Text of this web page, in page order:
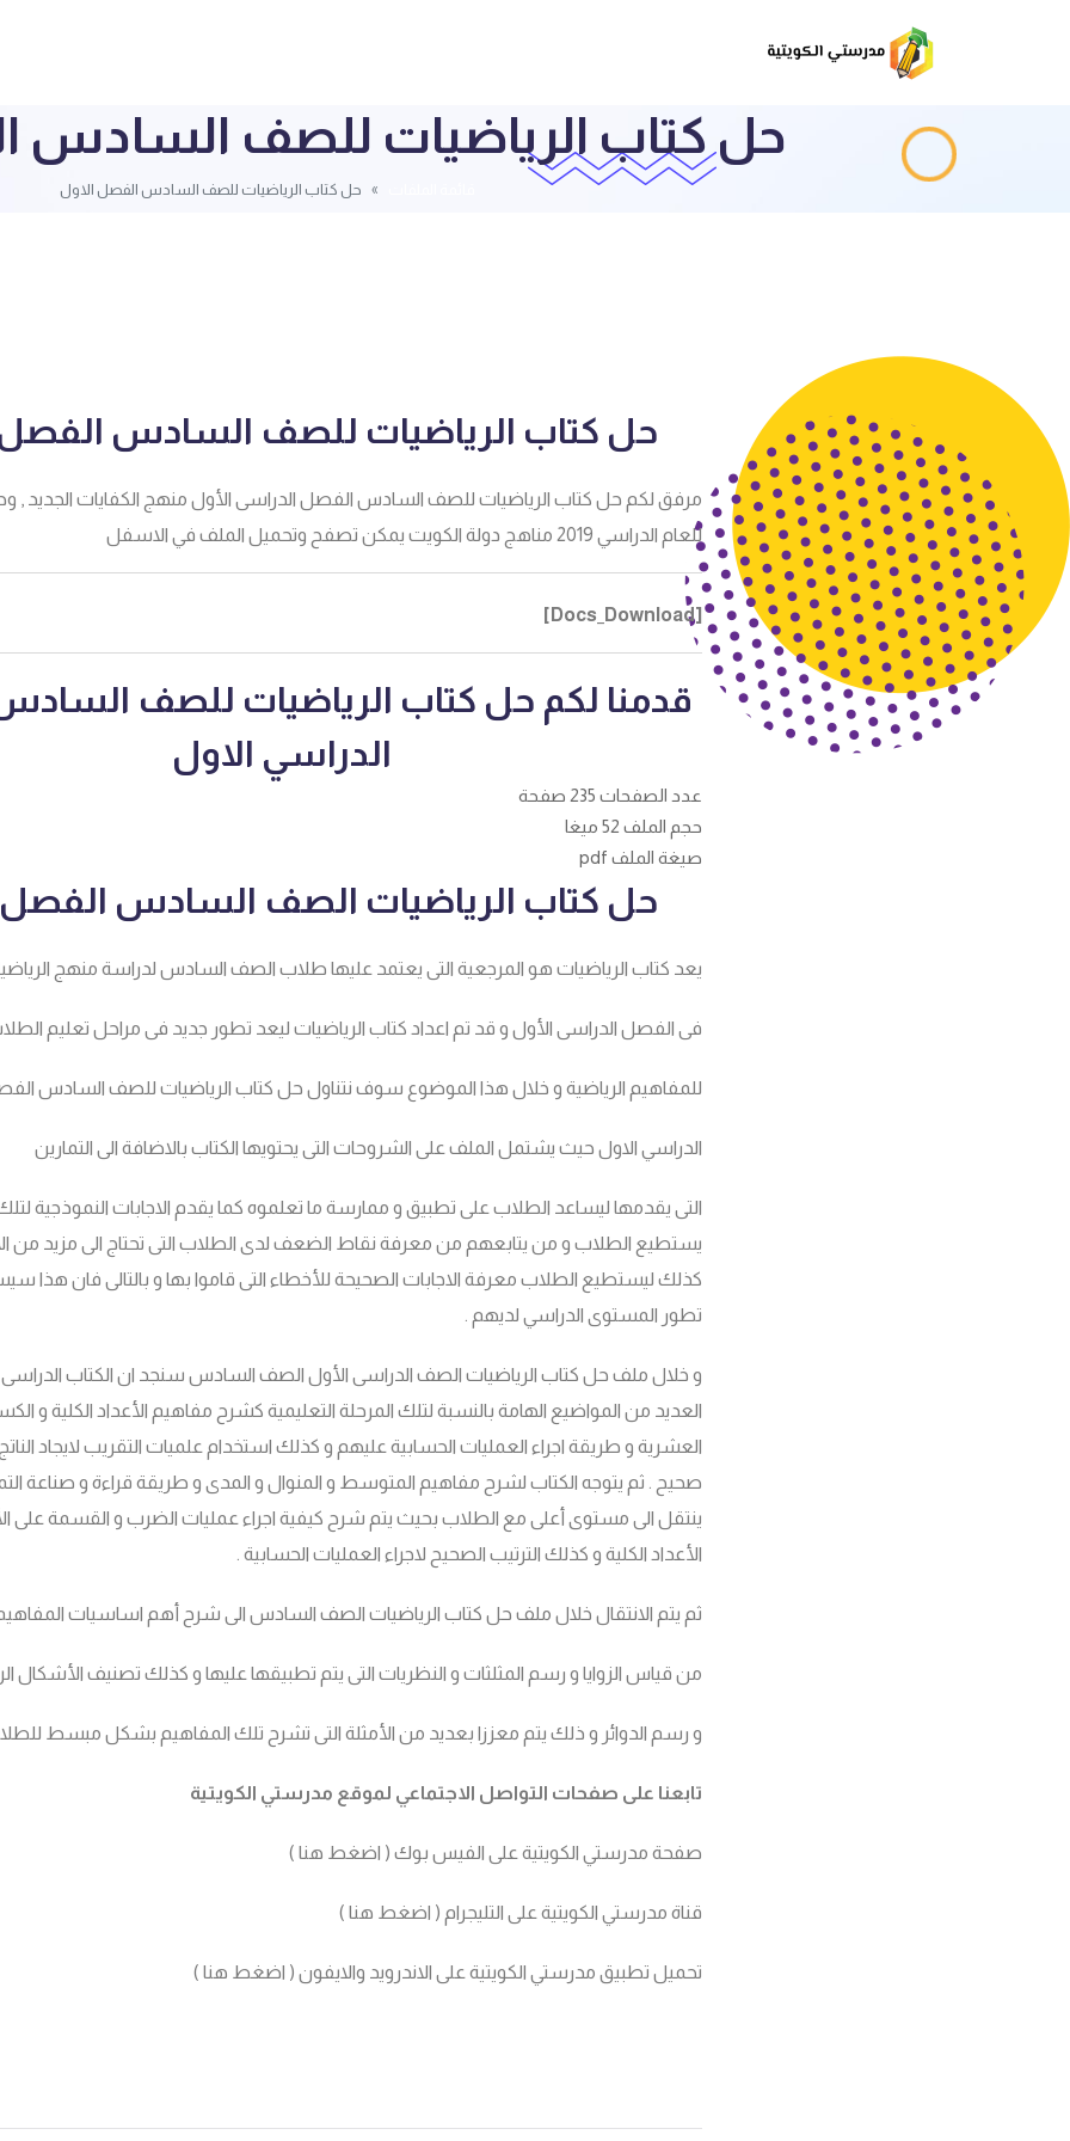
حل كتاب الرياضيات للصف السادس
حل كتاب الرياضيات للصف السادس الفصل الاول
حل كتاب الرياضيات للصف السادس الفصل
مرفق لكم حل كتاب الرياضيات للصف السادس الفصل الدراسى الأول منهج الكفايات الجديد ,
للعام الدراسي 2019 مناهج دولة الكويت يمكن تصفح وتحميل الملف في الاسفل
[Docs_Download]
قدمنا لكم حل كتاب الرياضيات للصف
الدراسي الاول
عدد الصفحات 235 صفحة
حجم الملف 52 ميغا
صيغة الملف pdf
حل كتاب الرياضيات الصف السادس الفصل
يعد كتاب الرياضيات هو المرجعية التى يعتمد عليها طلاب الصف السادس لدراسة منهج
فى الفصل الدراسى الأول و قد تم اعداد كتاب الرياضيات ليعد تطور جديد فى مراحل تعليم
للمفاهيم الرياضية و خلال هذا الموضوع سوف نتناول حل كتاب الرياضيات للصف السادس
الدراسي الاول حيث يشتمل الملف على الشروحات التى يحتويها الكتاب بالاضافة الى التمارين
التى يقدمها ليساعد الطلاب على تطبيق و ممارسة ما تعلموه كما يقدم الاجابات النموذجية لتلك
يستطيع الطلاب و من يتابعهم من معرفة نقاط الضعف لدى الطلاب التى تحتاج الى مزيد من
كذلك ليستطيع الطلاب معرفة الاجابات الصحيحة للأخطاء التى قاموا بها و بالتالى فان هذا
تطور المستوى الدراسي لديهم .
و خلال ملف حل كتاب الرياضيات الصف الدراسى الأول الصف السادس سنجد ان الكتاب
العديد من المواضيع الهامة بالنسبة لتلك المرحلة التعليمية كشرح مفاهيم الأعداد الكلية و
العشرية و طريقة اجراء العمليات الحسابية عليهم و كذلك استخدام علميات التقريب لايجاد
صحيح . ثم يتوجه الكتاب لشرح مفاهيم المتوسط و المنوال و المدى و طريقة قراءة و صناعة
ينتقل الى مستوى أعلى مع الطلاب بحيث يتم شرح كيفية اجراء عمليات الضرب و القسمة على
الأعداد الكلية و كذلك الترتيب الصحيح لاجراء العمليات الحسابية .
ثم يتم الانتقال خلال ملف حل كتاب الرياضيات الصف السادس الى شرح أهم اساسيات
من قياس الزوايا و رسم المثلثات و النظريات التى يتم تطبيقها عليها و كذلك تصنيف الأشكال
و رسم الدوائر و ذلك يتم معززا بعديد من الأمثلة التى تشرح تلك المفاهيم بشكل مبسط
تابعنا على صفحات التواصل الاجتماعي لموقع مدرستي الكويتية
صفحة مدرستي الكويتية على الفيس بوك ( اضغط هنا )
قناة مدرستي الكويتية على التليجرام ( اضغط هنا )
تحميل تطبيق مدرستي الكويتية على الاندرويد والايفون ( اضغط هنا )